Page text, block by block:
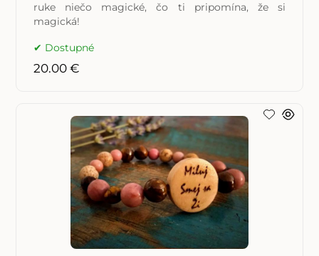
ruke niečo magické, čo ti pripomína, že si
magická!
Dostupné
20.00 €